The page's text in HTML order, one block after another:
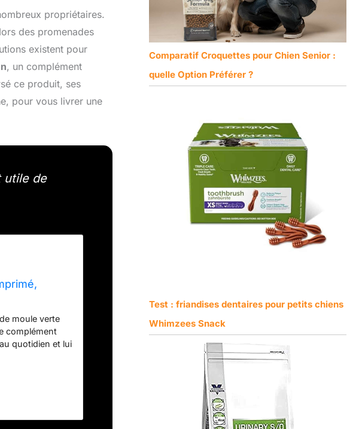
propriétaires.
des promenades
existent pour
, un complément
ce produit, ses
pour vous livrer une
utile de
moule verte
complément
quotidien et lui
soutient les
à maintenir
de plus de 8
la différence:
Comparatif Croquettes pour Chien Senior :
quelle Option Préférer ?
Test : friandises dentaires pour petits chiens
Whimzees Snack